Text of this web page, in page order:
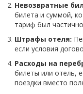
Невозвратные
билета и суммой,
тариф был
Штрафы отеля:
если условия
Расходы на
билеты или отель,
поездки вместо